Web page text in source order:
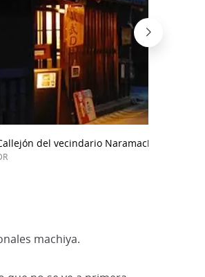
del vecindario Naramachi.
machiya.